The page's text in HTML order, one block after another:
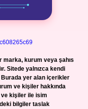
marka, kurum veya şahıs
Sitede yalnızca kendi
Burada yer alan içerikler
ve kişiler hakkında
ve kişiler ile isim
bilgiler taslak